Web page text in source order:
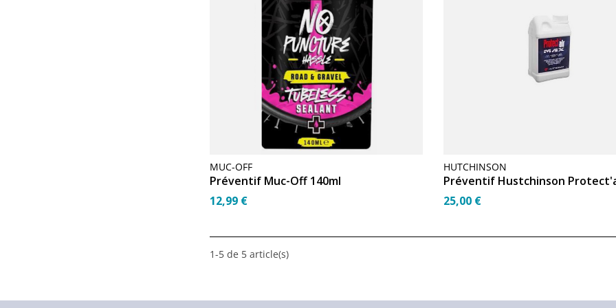
MUC-OFF
Préventif Muc-Off 140ml
12,99 €
HUTCHINSON
25,00 €
1-5 de 5 article(s)